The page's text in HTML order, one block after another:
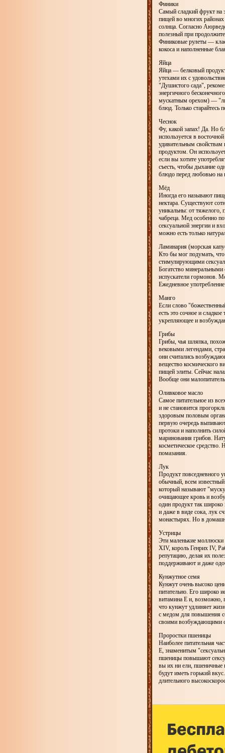
Финики
Самый сладкий фрукт на
пищей во многих
солнца. Согласно
полезный при
Финиковые рулеты —
кокоса и наполненные
Яйца
Яйца — белковый
утехами их с
"Душистого сада",
энергичного
мускатным орехом) —
блюд. Только старайтесь
Чеснок
Фу, какой запах! Да. Но
используется в
удивительным
продуктом. Он
если вы хотите
съесть, чтобы дыхание
блюдо перед любовью на
Мёд
Иногда его называют
нектара. Существуют
уникальны: от тяжелого,
чабреца. Мед особенно
сексуальной энергии и
можно есть только
Ламинария (морская
Кто бы мог подумать,
стимулирующими
Богатство
испускатели гормонов.
Ежедневное
Манго
Если слово
есть это сочное и
укрепляющее и
Грибы
Грибы, чья шляпка,
вековыми легендами,
они считались
вещество космического
пищей элиты. Сейчас
Вообще они
Оливковое масло
Самое питательное из
и не становится
здоровым половым
первую очередь
протоки и наполнить
маринования грибов.
косметическое
помазания.
Лук
Продукт повседневного
обычный, всем
который называют
очищающее кровь и
один продукт так широко
и даже в виде сока, лук
монастырях. Но в
Устрицы
Эти маленькие моллюски
XIV, король Генрих IV,
репутацию, делая их
поддерживают и даже
Кунжутное семя
Кунжут очень высоко
питательно. Его широко
витамина Е и, возможно,
что кунжут удлиняет
с медом для повышения
своими возбуждающими
Проростки пшеницы
Наиболее питательная
Е, знаменитым
пшеницы повышают
вы их ни ели, пшеничные
будут иметь горький
длительного